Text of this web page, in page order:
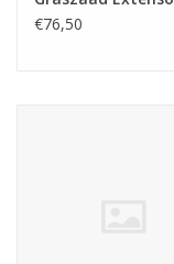
€76,50